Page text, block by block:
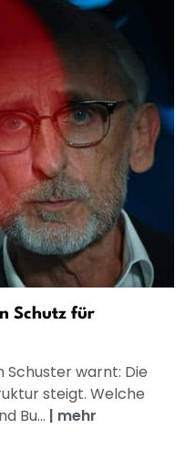
Schutz für
Schuster warnt: Die
steigt. Welche
Bu... | mehr